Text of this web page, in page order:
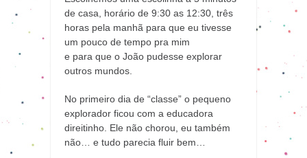
de casa, horário de 9:30 as 12:30, três
horas pela manhã para que eu tivesse
um pouco de tempo pra mim
e para que o João pudesse explorar
outros mundos.
No primeiro dia de “classe” o pequeno
explorador ficou com a educadora
direitinho. Ele não chorou, eu também
não… e tudo parecia fluir bem…